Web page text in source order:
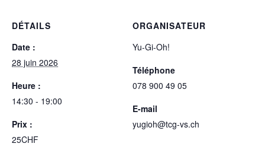
DÉTAILS
Date :
28 juin 2026
Heure :
14:30 - 19:00
Prix :
25CHF
ORGANISATEUR
Yu-Gi-Oh!
Téléphone
078 900 49 05
E-mail
yugioh@tcg-vs.ch